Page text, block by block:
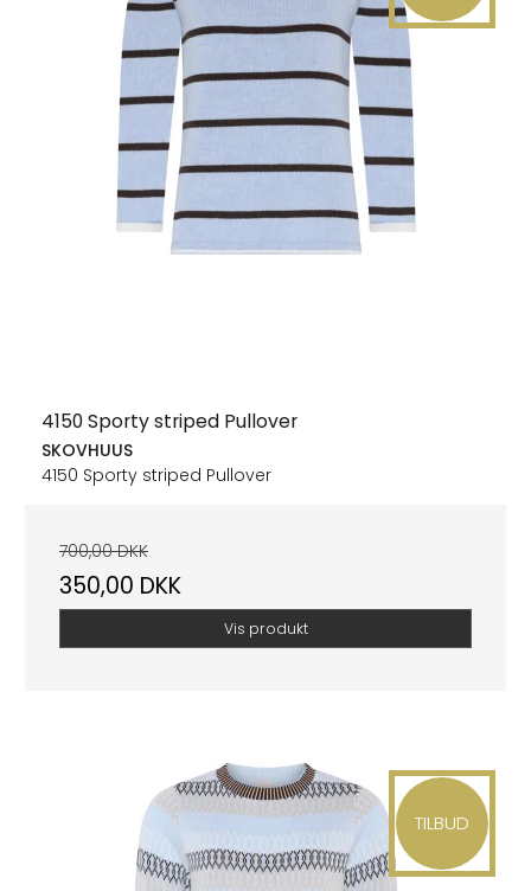
4150 Sporty striped Pullover
SKOVHUUS
4150 Sporty striped Pullover
700,00 DKK
350,00 DKK
Vis produkt
TILBUD